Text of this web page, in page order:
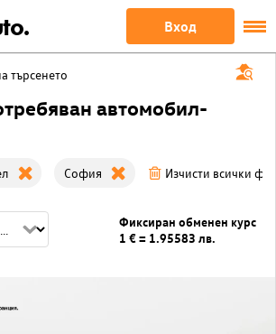
Вход
търсенето
автомобил-
София Изчисти всички
Фиксиран обменен курс
1 € = 1.95583 лв.